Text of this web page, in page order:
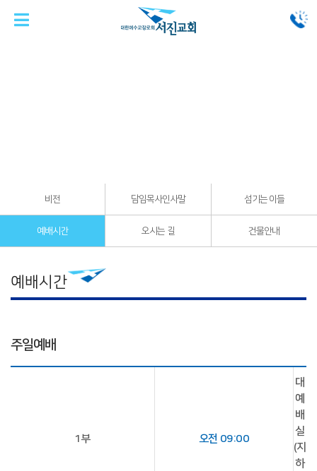
비전 담임목사인사말 섬기는 이들
예배시간 오시는 길 건물안내
예배시간
주일예배
1부 오전 09:00
대
예
배
실
(지
하